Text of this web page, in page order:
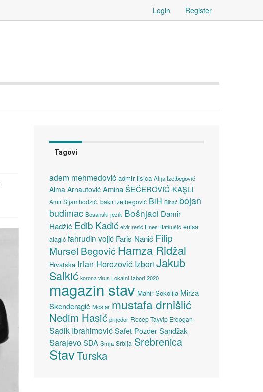
Login Register
Tagovi
adem mehmedović admir lisica Alija Izetbegović
Alma Arnautović Amina ŠEĆEROVIĆ-KAŞLI
Amir Sijamhodžić. bakir izetbegović BiH Bihać bojan
budimac Bosanski jezik Bošnjaci Damir
Hadžić Edib Kadić elvir resić Enes Ratkušić enisa
alagić fahrudin vojić Faris Nanić Filip
Mursel Begović Hamza Ridžal
Hrvatska Irfan Horozović Izbori Jakub
Salkić korona virus Lokalni izbori 2020
magazin stav Mahir Sokolija Mirza
Skenderagić Mostar mustafa drnišlić
Nedim Hasić prijedor Recep Tayyip Erdogan
Sadik Ibrahimović Safet Pozder Sandžak
SarajevoSDA Sirija Srbija Srebrenica
StavTurska